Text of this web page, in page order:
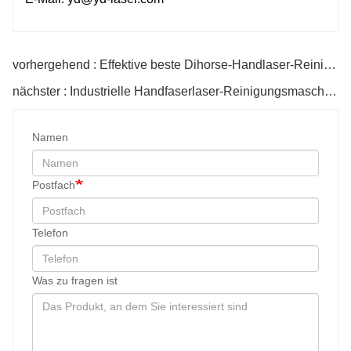
vorhergehend : Effektive beste Dihorse-Handlaser-Reinigungsmaschine
nächster : Industrielle Handfaserlaser-Reinigungsmaschine Preis
Namen
Postfach
Telefon
Was zu fragen ist